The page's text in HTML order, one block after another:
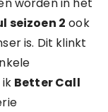
seizoen 2 ook
is. Dit klinkt
Better Call